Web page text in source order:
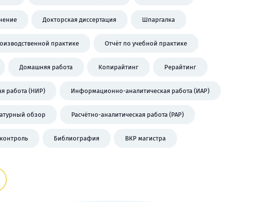
Докторская диссертация Шпаргалка
практике Отчёт по учебной практике
Домашняя работа Копирайтинг Рерайтинг
работа (НИР) Информационно-аналитическая работа (ИАР)
обзор Расчётно-аналитическая работа (РАР)
Библиография ВКР магистра